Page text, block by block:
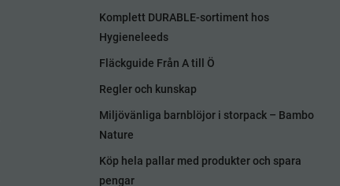
Komplett DURABLE-sortiment hos
Hygieneleeds
Fläckguide Från A till Ö
Regler och kunskap
Miljövänliga barnblöjor i storpack – Bambo
Nature
Köp hela pallar med produkter och spara
pengar